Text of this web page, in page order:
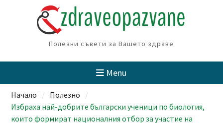
Полезни съвети за Вашето здраве
Menu
Начало
Полезно
Избраха най-добрите български ученици по биология,
които формират националния отбор за участие на